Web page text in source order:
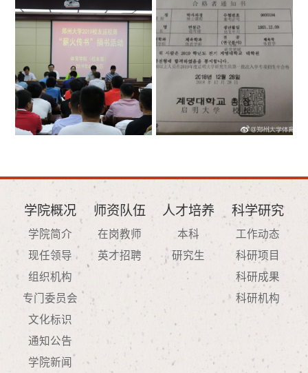
学院概况
学院简介
现任领导
组织机构
专门委员会
文化标识
通知公告
学院新闻
师资队伍
在岗教师
英才招聘
人才培养
本科
研究生
科学研究
工作动态
科研项目
科研成果
科研机构